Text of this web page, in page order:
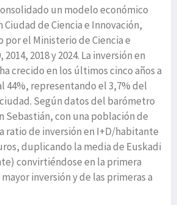
un modelo económico
de Ciencia e Innovación,
el Ministerio de Ciencia e
2018 y 2024. La inversión en
crecido en los últimos cinco años a
44%, representando el 3,7% del
Según datos del barómetro
Sebastián, con una población de
ratio de inversión en I+D/habitante
duplicando la media de Euskadi
convirtiéndose en la primera
inversión y de las primeras a